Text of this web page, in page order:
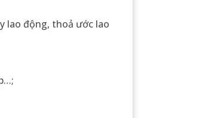
lao động, thoả ước lao